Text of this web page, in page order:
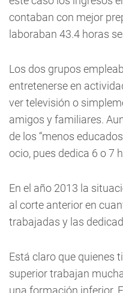
contaban con mejor
laboraban 43.4 horas
Los dos grupos
entretenerse en
ver televisión o
amigos y familiares.
de los “menos
ocio, pues dedica 6 o 7
En el año 2013 la
al corte anterior en
trabajadas y las
Está claro que quienes
superior trabajan
una formación inferior.